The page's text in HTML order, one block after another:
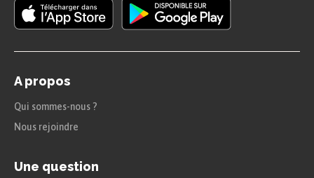
A propos
Qui sommes-nous ?
Nous rejoindre
Une question